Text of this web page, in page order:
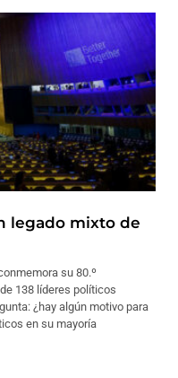
legado mixto de
su 80.º
138 líderes políticos
¿hay algún motivo para
en su mayoría